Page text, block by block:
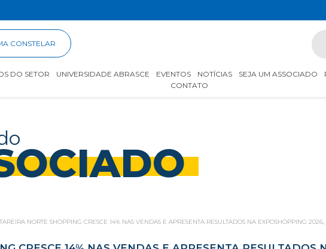
CONSTELAR
DO SETOR UNIVERSIDADE ABRASCE EVENTOS NOTÍCIAS SEJA UM ASSOCIADO
CONTATO
NORTE SHOPPING CRESCE 14% NAS VENDAS E APRESENTA RESULTADOS NA EXPOSHOPPING